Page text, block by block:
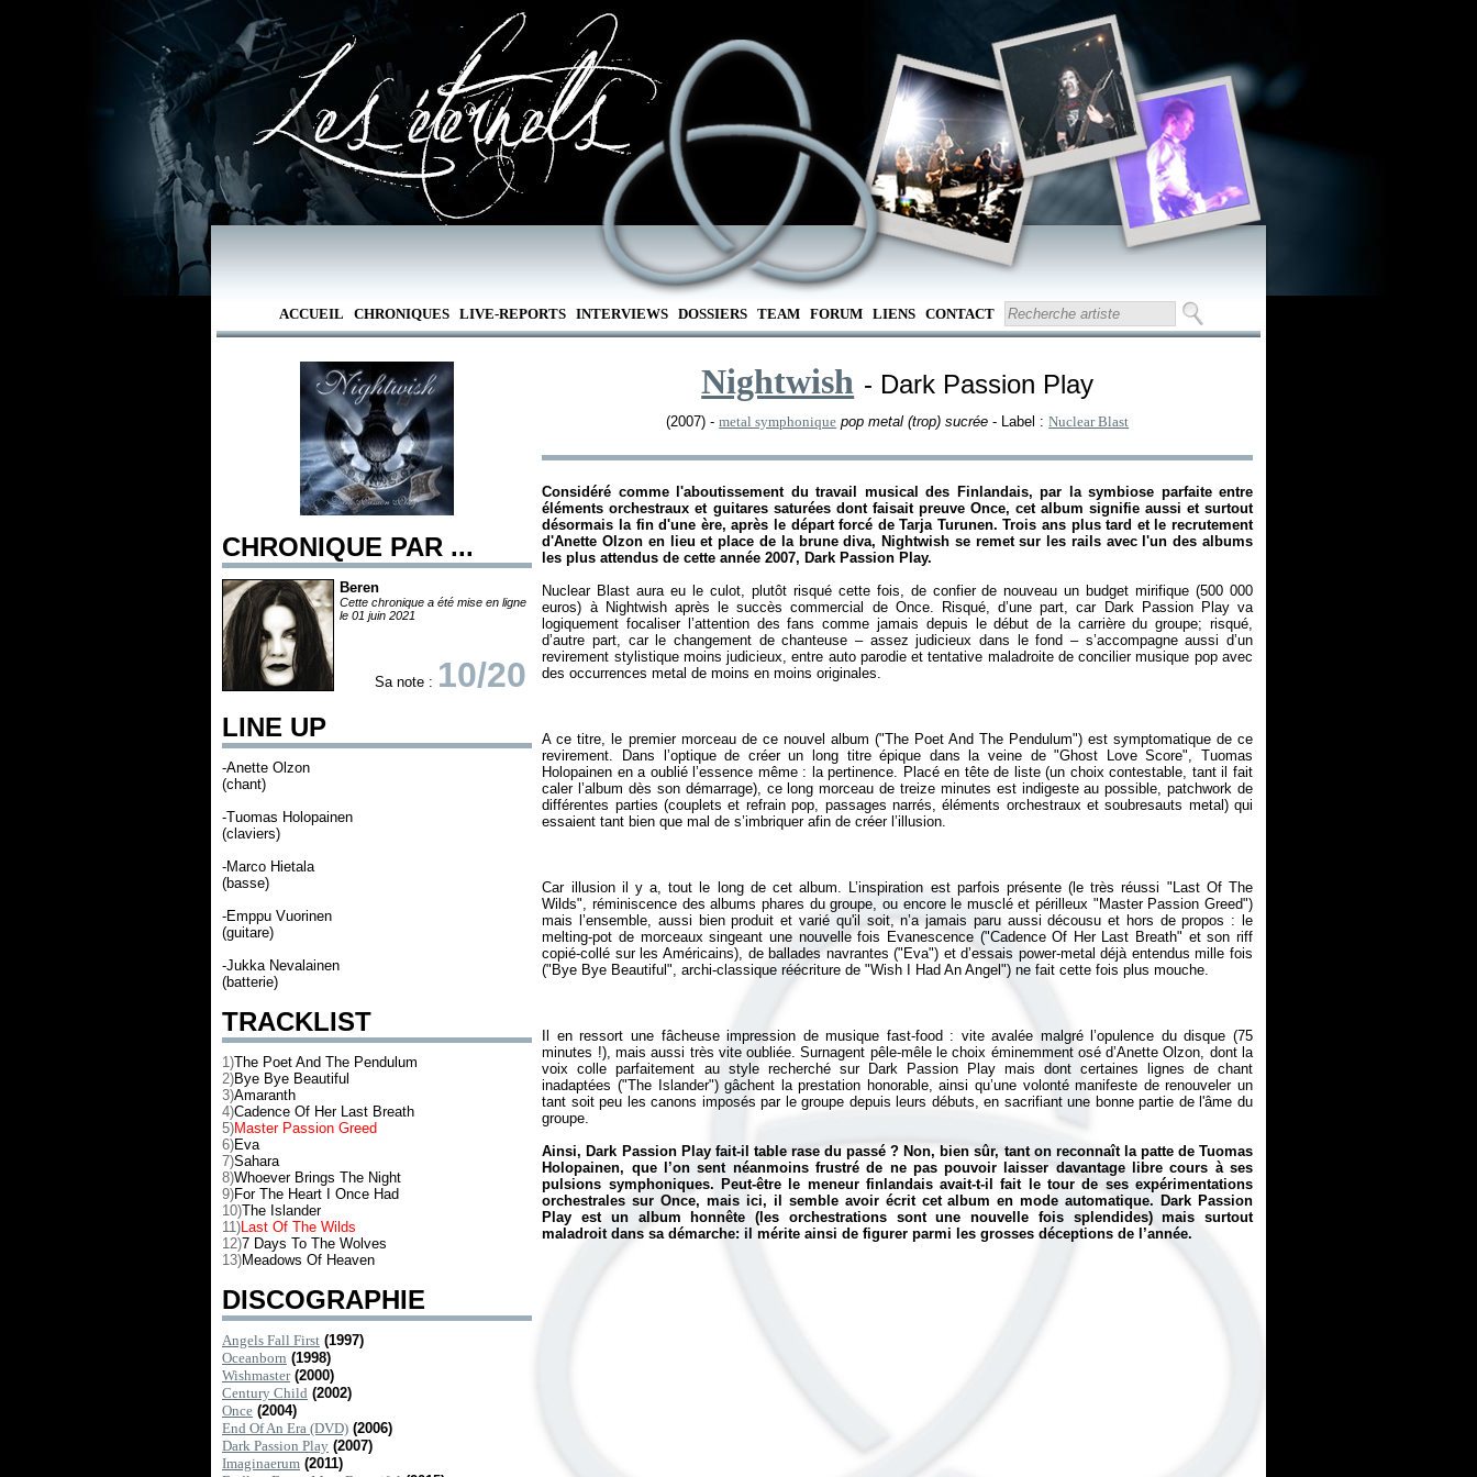
ACCUEIL CHRONIQUES LIVE-REPORTS INTERVIEWS DOSSIERS TEAM FORUM LIENS CONTACT
CHRONIQUE PAR ...
Beren
Cette chronique a été mise en ligne
le 01 juin 2021
Sa note : 10/20
LINE UP
-Anette Olzon
(chant)
-Tuomas Holopainen
(claviers)
-Marco Hietala
(basse)
-Emppu Vuorinen
(guitare)
-Jukka Nevalainen
(batterie)
TRACKLIST
1)The Poet And The Pendulum
2)Bye Bye Beautiful
3)Amaranth
4)Cadence Of Her Last Breath
5)Master Passion Greed
6)Eva
7)Sahara
8)Whoever Brings The Night
9)For The Heart I Once Had
10)The Islander
11)Last Of The Wilds
12)7 Days To The Wolves
13)Meadows Of Heaven
DISCOGRAPHIE
Angels Fall First (1997)
Oceanborn (1998)
Wishmaster (2000)
Century Child (2002)
Once (2004)
End Of An Era (DVD) (2006)
Dark Passion Play (2007)
Imaginaerum (2011)
Nightwish - Dark Passion Play
(2007) -metal symphonique pop metal (trop) sucrée - Label :Nuclear Blast
Considéré comme l'aboutissement du travail musical des Finlandais, par la symbiose parfaite entre
éléments orchestraux et guitares saturées dont faisait preuve Once, cet album signifie aussi et surtout
désormais la fin d'une ère, après le départ forcé de Tarja Turunen. Trois ans plus tard et le recrutement
d'Anette Olzon en lieu et place de la brune diva, Nightwish se remet sur les rails avec l'un des albums
les plus attendus de cette année 2007, Dark Passion Play.
Nuclear Blast aura eu le culot, plutôt risqué cette fois, de confier de nouveau un budget mirifique (500 000
euros) à Nightwish après le succès commercial de Once. Risqué, d’une part, car Dark Passion Playva
logiquement focaliser l’attention des fans comme jamais depuis le début de la carrière du groupe; risqué,
d’autre part, car le changement de chanteuse – assez judicieux dans le fond – s’accompagne aussi d’un
revirement stylistique moins judicieux, entre auto parodie et tentative maladroite de concilier musique pop avec
des occurrences metal de moins en moins originales.
A ce titre, le premier morceau de ce nouvel album ("The Poet And The Pendulum") est symptomatique de ce
revirement. Dans l’optique de créer un long titre épique dans la veine de "Ghost Love Score", Tuomas
Holopainen en a oublié l’essence même : la pertinence. Placé en tête de liste (un choix contestable, tant il fait
caler l’album dès son démarrage), ce long morceau de treize minutes est indigeste au possible, patchwork de
différentes parties (couplets et refrain pop, passages narrés, éléments orchestraux et soubresauts metal) qui
essaient tant bien que mal de s’imbriquer afin de créer l’illusion.
Car illusion il y a, tout le long de cet album. L’inspiration est parfois présente (le très réussi "Last Of The
Wilds", réminiscence des albums phares du groupe, ou encore le musclé et périlleux "Master Passion Greed")
mais l’ensemble, aussi bien produit et varié qu'il soit, n’a jamais paru aussi décousu et hors de propos : le
melting-pot de morceaux singeant une nouvelle fois Evanescence ("Cadence Of Her Last Breath" et son riff
copié-collé sur les Américains), de ballades navrantes ("Eva") et d’essais power-metal déjà entendus mille fois
("Bye Bye Beautiful", archi-classique réécriture de "Wish I Had An Angel") ne fait cette fois plus mouche.
Il en ressort une fâcheuse impression de musique fast-food : vite avalée malgré l’opulence du disque (75
minutes !), mais aussi très vite oubliée. Surnagent pêle-mêle le choix éminemment osé d’Anette Olzon, dont la
voix colle parfaitement au style recherché sur Dark Passion Play mais dont certaines lignes de chant
inadaptées ("The Islander") gâchent la prestation honorable, ainsi qu’une volonté manifeste de renouveler un
tant soit peu les canons imposés par le groupe depuis leurs débuts, en sacrifiant une bonne partie de l'âme du
groupe.
Ainsi, Dark Passion Play fait-il table rase du passé ? Non, bien sûr, tant on reconnaît la patte de Tuomas
Holopainen, que l’on sent néanmoins frustré de ne pas pouvoir laisser davantage libre cours à ses
pulsions symphoniques. Peut-être le meneur finlandais avait-t-il fait le tour de ses expérimentations
orchestrales sur Once, mais ici, il semble avoir écrit cet album en mode automatique. Dark Passion
Play est un album honnête (les orchestrations sont une nouvelle fois splendides) mais surtout
maladroit dans sa démarche: il mérite ainsi de figurer parmi les grosses déceptions de l’année.